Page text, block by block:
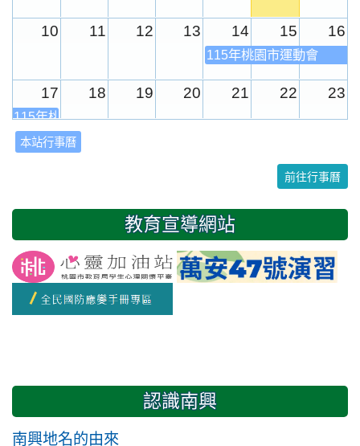
10 11 12 13 14 15 16
115年桃園市運動會
17 18 19 20 21 22 23
115年桃園市運動會
24
2 3
友善校園週
開學日
本站行事曆
前往行事曆
教育宣導網站
認識南興
南興地名的由來